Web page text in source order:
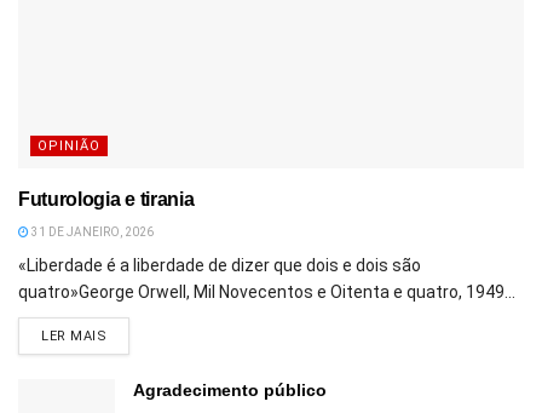
OPINIÃO
Futurologia e tirania
31 DE JANEIRO, 2026
«Liberdade é a liberdade de dizer que dois e dois são
quatro»George Orwell, Mil Novecentos e Oitenta e quatro, 1949...
LER MAIS
Agradecimento público